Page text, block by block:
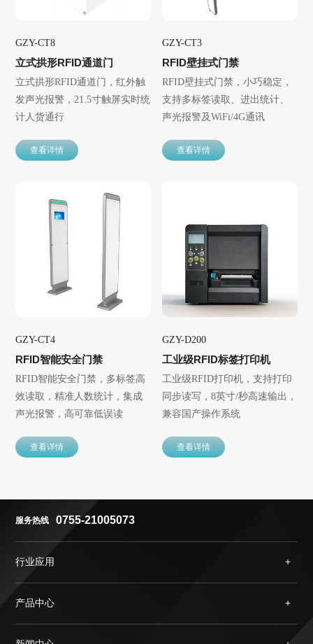
GZY-CT8
立式拱形RFID通道门
立式拱形RFID通道门，红外触
发声光报警，21.5寸触屏实时统
计人货通行
查看详情
GZY-CT3
RFID壁挂式门禁
RFID壁挂式门禁，小巧稳定，
支持多标签读取、进出统计、
声光报警及WiFi/4G通讯
查看详情
GZY-CT4
RFID智能安全门禁
RFID智能安全门禁，多标签高
效读取，精准人数统计，集成
声光报警，高可靠低误读
查看详情
GZY-D200
工业级RFID标签打印机
工业级RFID打印机，支持打印
同步读写，8英寸/秒高速输出，
兼容国产操作系统
查看详情
服务热线 0755-21005073
行业应用
产品中心